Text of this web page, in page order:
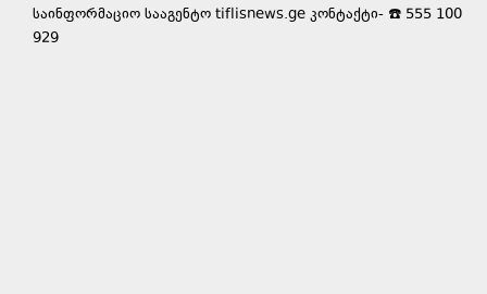
საინფორმაციო სააგენტო tiflisnews.ge კონტაქტი- ☎️ 555 100
929